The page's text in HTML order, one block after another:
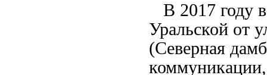
В 2017 году
Уральской от
(Северная